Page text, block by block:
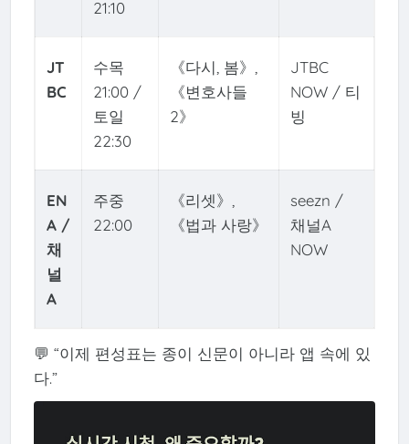
21:10
JT
BC
수목
21:00 /
토일
22:30
《다시, 봄》,
《변호사들
2》
JTBC
NOW / 티
빙
EN
A /
채
널
A
주중
22:00
《리셋》,
《법과 사랑》
seezn /
채널A
NOW
💬 “이제 편성표는 종이 신문이 아니라 앱 속에 있
다.”